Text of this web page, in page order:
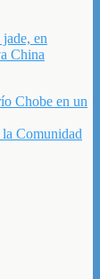
en
China
Chobe en un
Comunidad